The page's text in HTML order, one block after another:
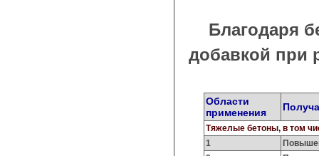
Благодаря
добавкой при
Области
применения
Тяжелые бетоны, в том
1